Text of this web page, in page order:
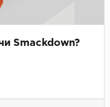
Smackdown?